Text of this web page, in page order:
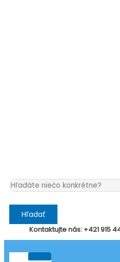
Hľadať
Kontaktujte nás: +421 915